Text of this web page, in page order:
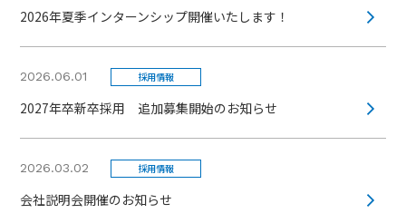
2026年夏季インターンシップ開催いたします！
2026.06.01 採用情報
2027年卒新卒採用 追加募集開始のお知らせ
2026.03.02 採用情報
会社説明会開催のお知らせ